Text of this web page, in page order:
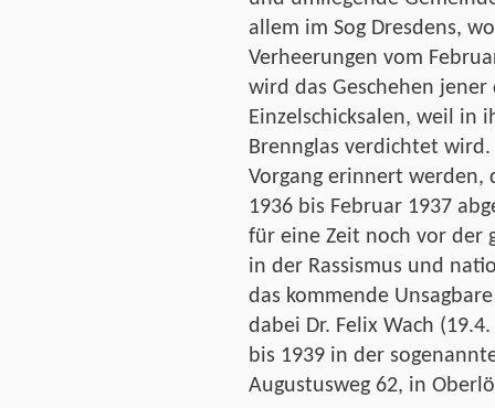
allem im Sog Dresdens,
Verheerungen vom
wird das Geschehen
Einzelschicksalen, weil in
Brennglas verdichtet
Vorgang erinnert werden,
1936 bis Februar 1937
für eine Zeit noch vor der
in der Rassismus und
das kommende
dabei Dr. Felix Wach
bis 1939 in der
Augustusweg 62, in